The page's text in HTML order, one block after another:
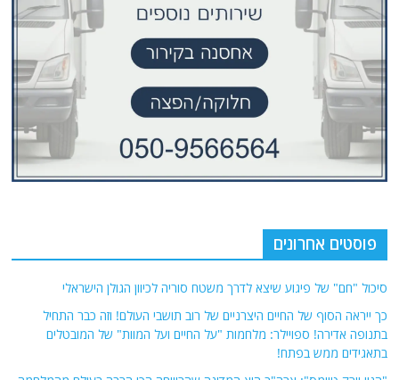
פוסטים אחרונים
סיכול "חם" של פיגוע שיצא לדרך משטח סוריה לכיוון הגולן הישראלי
כך ייראה הסוף של החיים היצרניים של רוב תושבי העולם! וזה כבר התחיל
בתנופה אדירה! ספויילר: מלחמות "על החיים ועל המוות" של המובטלים
בתאגידים ממש בפתח!